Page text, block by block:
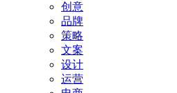
创意
品牌
策略
文案
设计
运营